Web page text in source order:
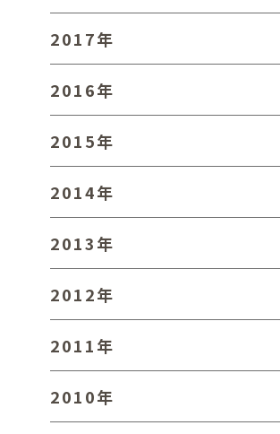
2017年
2016年
2015年
2014年
2013年
2012年
2011年
2010年